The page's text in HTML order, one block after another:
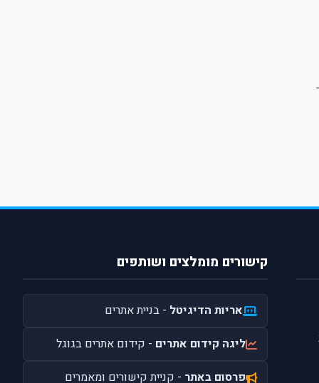
קישורים מומלצים ושותפים
אריות הדיגיטל - בניית אתרים
ליגה קידום אתרים - קידום אתרים בגוגל
פרסום באתר - קניית קישורים ומאמרים